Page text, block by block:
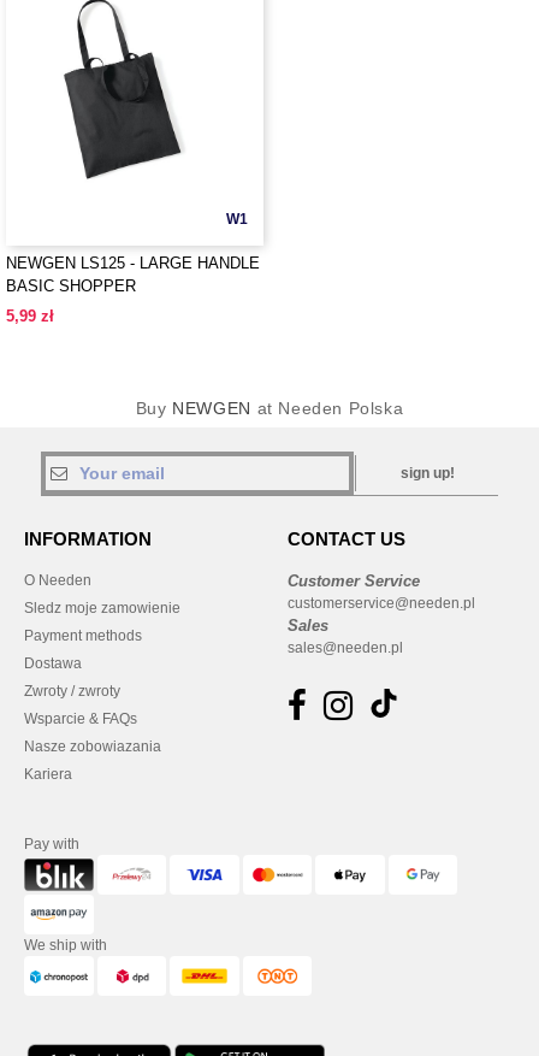
W1
NEWGEN LS125 - LARGE HANDLE
BASIC SHOPPER
5,99 zł
Buy NEWGEN at Needen Polska
sign up!
INFORMATION
O Needen
Sledz moje zamowienie
Payment methods
Dostawa
Zwroty / zwroty
Wsparcie & FAQs
Nasze zobowiazania
Kariera
CONTACT US
Customer Service
customerservice@needen.pl
Sales
sales@needen.pl
Pay with
We ship with